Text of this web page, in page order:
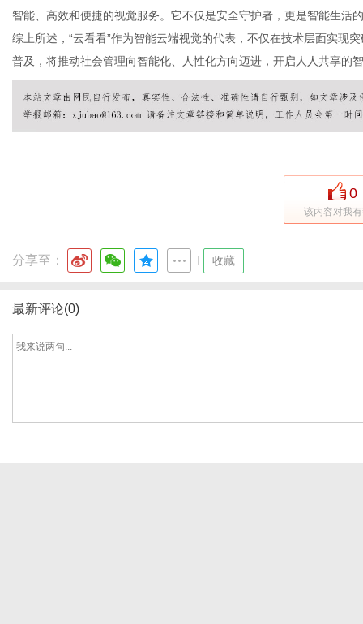
智能、高效和便捷的视觉服务。它不仅是安全守护者，更是智能生活
综上所述，“云看看”作为智能云端视觉的代表，不仅在技术层面实现
普及，将推动社会管理向智能化、人性化方向迈进，开启人人共享的
0
该内容对我
分享至： 收藏
最新评论(0)